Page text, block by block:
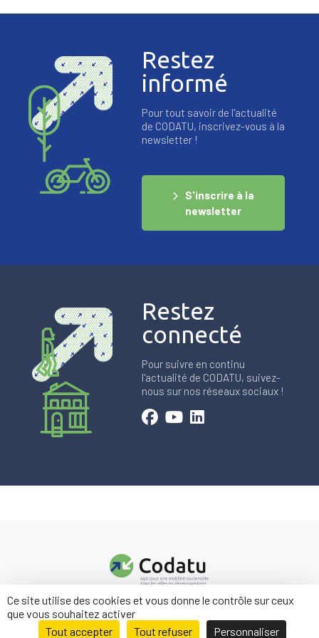
Restez
informé
Pour tout savoir de l'actualité
de CODATU, inscrivez-vous à la
newsletter !
S'inscrire à la
newsletter
Restez
connecté
Pour suivre en continu
l'actualité de CODATU, suivez-
nous sur nos réseaux sociaux !
Mentions légales
Ce site utilise des cookies et vous donne le contrôle sur ceux
que vous souhaitez activer
Tout accepter
Tout refuser Personnaliser